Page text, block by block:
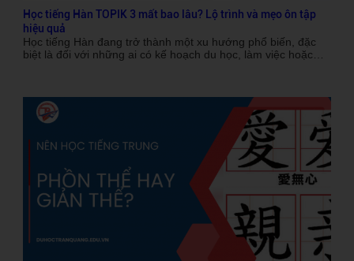
Học tiếng Hàn TOPIK 3 mất bao lâu? Lộ trình và mẹo ôn tập
hiệu quả
Học tiếng Hàn đang trở thành một xu hướng phổ biến, đặc
biệt là đối với những ai có kế hoạch du học, làm việc hoặc
độ 3 được xem là một mục tiêu quan trọng đối với người học
muốn đạt được trình độ trung cấp trong tiếng Hàn. Vậy học
tiếng Hàn TOPIK 3 mất bao lâu? Cùng Du học Quốc tế Trần
Quang tìm hiểu trong bài viết dưới đây.